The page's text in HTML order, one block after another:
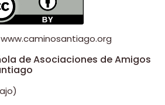
www.caminosantiago.org
de Asociaciones de Amigos